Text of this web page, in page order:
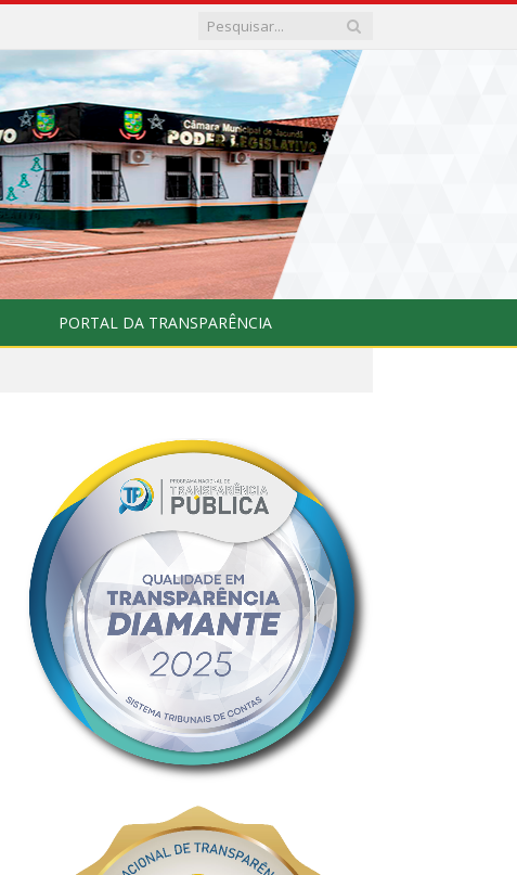
PORTAL DA TRANSPARÊNCIA